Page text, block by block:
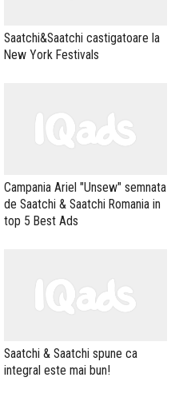
Saatchi&Saatchi castigatoare la
New York Festivals
Campania Ariel "Unsew" semnata
de Saatchi & Saatchi Romania in
top 5 Best Ads
Saatchi & Saatchi spune ca
integral este mai bun!